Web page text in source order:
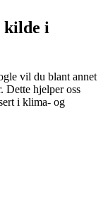
kilde i
vil du blant annet
Dette hjelper oss
i klima- og